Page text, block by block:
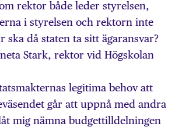
rektor både leder styrelsen,
i styrelsen och rektorn inte
ska då staten ta sitt ägaransvar?
Stark, rektor vid Högskolan
legitima behov att
går att uppnå med andra
mig nämna budgettilldelningen